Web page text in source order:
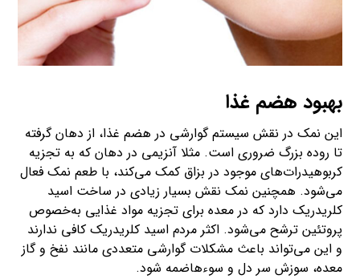
بهبود هضم غذا
این نمک در نقش سیستم گوارشی در هضم غذا، از دهان گرفته
تا روده بزرگ ضروری است. مثلا آنزیمی در دهان که به تجزیه
کربوهیدرات‌های موجود در بزاق کمک می‌کند، با طعم نمک فعال
می‌شود. همچنین نمک نقش بسیار زیادی در ساخت اسید
کلریدریک دارد که در معده برای تجزیه مواد غذایی به‌خصوص
پروتئین ترشح می‌شود. اکثر مردم اسید کلریدریک کافی ندارند
و این می‌تواند باعث مشکلات گوارشی متعددی مانند نفخ و گاز
معده، سوزش سر دل و سوء‌هاضمه شود.